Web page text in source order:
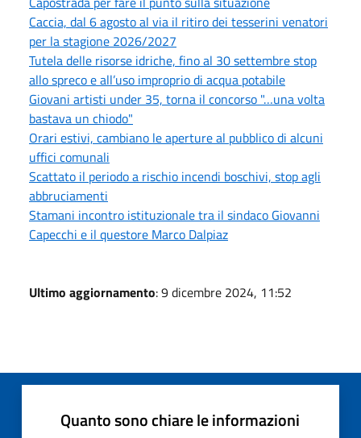
Caccia, dal 6 agosto al via il ritiro dei tesserini venatori
per la stagione 2026/2027
Tutela delle risorse idriche, fino al 30 settembre stop
allo spreco e all’uso improprio di acqua potabile
Giovani artisti under 35, torna il concorso "…una volta
bastava un chiodo"
Orari estivi, cambiano le aperture al pubblico di alcuni
uffici comunali
Scattato il periodo a rischio incendi boschivi, stop agli
abbruciamenti
Stamani incontro istituzionale tra il sindaco Giovanni
Capecchi e il questore Marco Dalpiaz
Ultimo aggiornamento: 9 dicembre 2024, 11:52
Quanto sono chiare le informazioni